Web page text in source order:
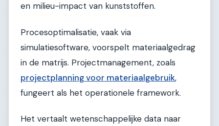
en milieu-impact van kunststoffen.
Procesoptimalisatie, vaak via
simulatiesoftware, voorspelt materiaalgedrag
in de matrijs. Projectmanagement, zoals
projectplanning voor materiaalgebruik,
fungeert als het operationele framework.
Het vertaalt wetenschappelijke data naar